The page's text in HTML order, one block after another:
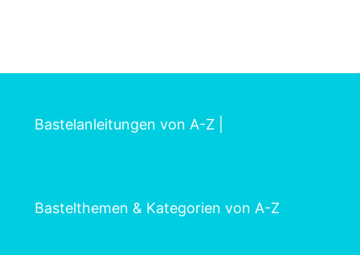
Bastelanleitungen von A-Z|
Bastelthemen & Kategorien von A-Z